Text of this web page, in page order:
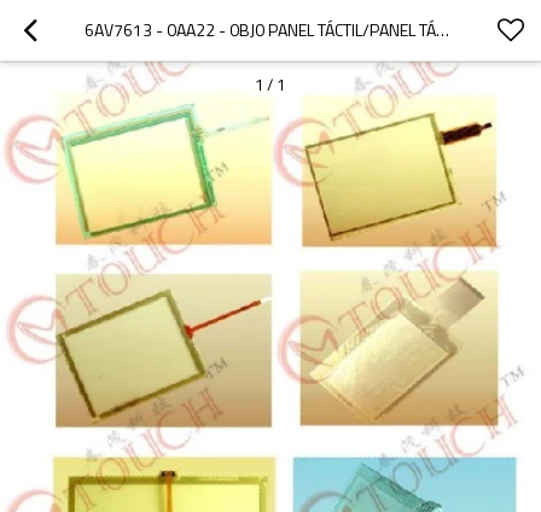
6AV7613 - 0AA22 - 0BJ0 PANEL TÁCTIL/PANEL TÁCTIL 6AV7613 - 0AA22 - 0BJ0 PANEL PC 670 15" TÁCTIL
1 / 1